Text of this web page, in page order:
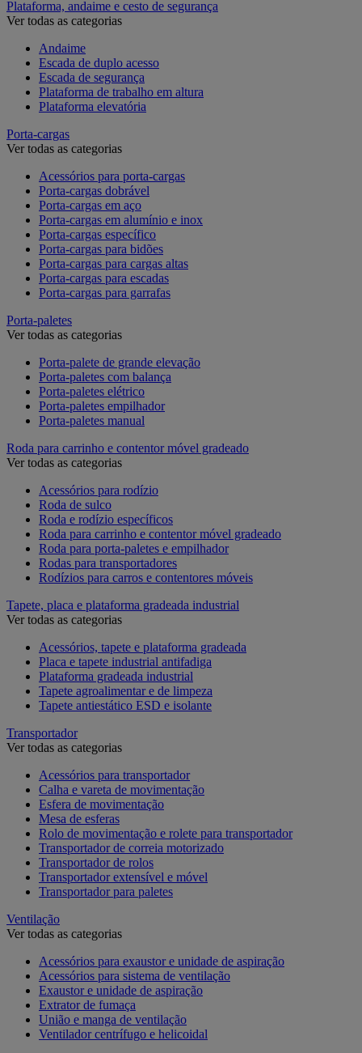
Plataforma, andaime e cesto de segurança
Ver todas as categorias
Andaime
Escada de duplo acesso
Escada de segurança
Plataforma de trabalho em altura
Plataforma elevatória
Porta-cargas
Ver todas as categorias
Acessórios para porta-cargas
Porta-cargas dobrável
Porta-cargas em aço
Porta-cargas em alumínio e inox
Porta-cargas específico
Porta-cargas para bidões
Porta-cargas para cargas altas
Porta-cargas para escadas
Porta-cargas para garrafas
Porta-paletes
Ver todas as categorias
Porta-palete de grande elevação
Porta-paletes com balança
Porta-paletes elétrico
Porta-paletes empilhador
Porta-paletes manual
Roda para carrinho e contentor móvel gradeado
Ver todas as categorias
Acessórios para rodízio
Roda de sulco
Roda e rodízio específicos
Roda para carrinho e contentor móvel gradeado
Roda para porta-paletes e empilhador
Rodas para transportadores
Rodízios para carros e contentores móveis
Tapete, placa e plataforma gradeada industrial
Ver todas as categorias
Acessórios, tapete e plataforma gradeada
Placa e tapete industrial antifadiga
Plataforma gradeada industrial
Tapete agroalimentar e de limpeza
Tapete antiestático ESD e isolante
Transportador
Ver todas as categorias
Acessórios para transportador
Calha e vareta de movimentação
Esfera de movimentação
Mesa de esferas
Rolo de movimentação e rolete para transportador
Transportador de correia motorizado
Transportador de rolos
Transportador extensível e móvel
Transportador para paletes
Ventilação
Ver todas as categorias
Acessórios para exaustor e unidade de aspiração
Acessórios para sistema de ventilação
Exaustor e unidade de aspiração
Extrator de fumaça
União e manga de ventilação
Ventilador centrífugo e helicoidal